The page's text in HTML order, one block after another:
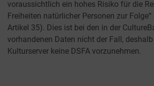
voraussichtlich ein hohes Risiko für die
Freiheiten natürlicher Personen zur Folge“
Artikel 35). Dies ist bei den in der
vorhandenen Daten nicht der Fall,
Kulturserver keine DSFA vorzunehmen.